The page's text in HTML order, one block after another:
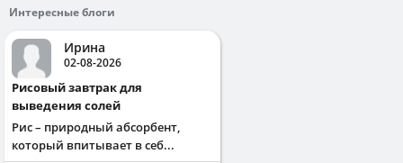
Интересные блоги
Ирина
02-08-2026
Рисовый завтрак для
выведения солей
Рис – природный абсорбент,
который впитывает в себ...